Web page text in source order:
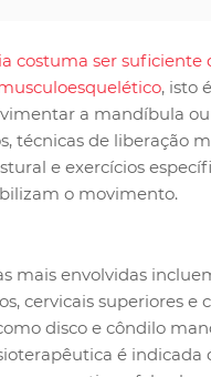
costuma ser suficiente
, isto
a mandíbula ou
técnicas de liberação
e exercícios
o movimento.
mais envolvidas
cervicais superiores e
disco e côndilo
é indicada